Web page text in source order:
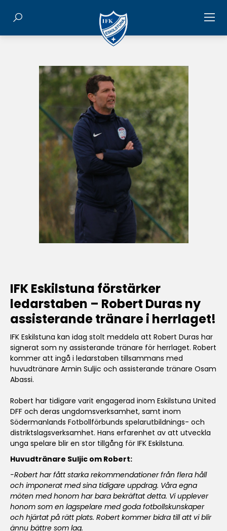
IFK Eskilstuna förstärker
ledarstaben – Robert Duras ny
assisterande tränare i herrlaget!
IFK Eskilstuna kan idag stolt meddela att Robert Duras har
signerat som ny assisterande tränare för herrlaget. Robert
kommer att ingå i ledarstaben tillsammans med
huvudtränare Armin Suljic och assisterande tränare Osam
Abassi.
Robert har tidigare varit engagerad inom Eskilstuna United
DFF och deras ungdomsverksamhet, samt inom
Södermanlands Fotbollförbunds spelarutbildnings- och
distriktslagsverksamhet. Hans erfarenhet av att utveckla
unga spelare blir en stor tillgång för IFK Eskilstuna.
Huvudtränare Suljic om Robert:
-Robert har fått starka rekommendationer från flera håll
och imponerat med sina tidigare uppdrag. Våra egna
möten med honom har bara bekräftat detta. Vi upplever
honom som en lagspelare med goda fotbollskunskaper
och hjärtat på rätt plats. Robert kommer bidra till att vi blir
ännu bättre som lag.